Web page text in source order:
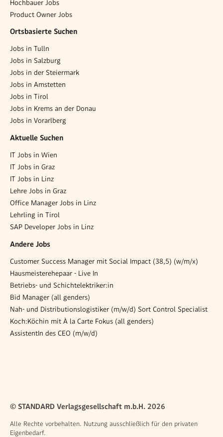
Hochbauer Jobs
Product Owner Jobs
Ortsbasierte Suchen
Jobs in Tulln
Jobs in Salzburg
Jobs in der Steiermark
Jobs in Amstetten
Jobs in Tirol
Jobs in Krems an der Donau
Jobs in Vorarlberg
Aktuelle Suchen
IT Jobs in Wien
IT Jobs in Graz
IT Jobs in Linz
Lehre Jobs in Graz
Office Manager Jobs in Linz
Lehrling in Tirol
SAP Developer Jobs in Linz
Andere Jobs
Customer Success Manager mit Social Impact (38,5) (w/m/x)
Hausmeisterehepaar - Live In
Betriebs- und Schichtelektriker:in
Bid Manager (all genders)
Nah- und Distributionslogistiker (m/w/d) Sort Control Specialist
Koch:Köchin mit À la Carte Fokus (all genders)
AssistentIn des CEO (m/w/d)
© STANDARD Verlagsgesellschaft m.b.H. 2026
Alle Rechte vorbehalten. Nutzung ausschließlich für den privaten
Eigenbedarf.